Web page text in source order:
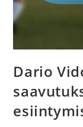
Dario